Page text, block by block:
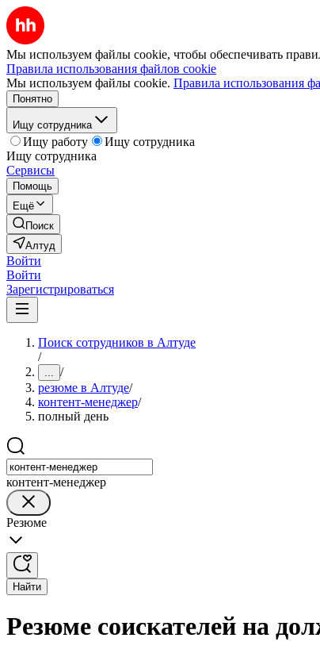
Мы используем файлы cookie, чтобы обеспечивать
Правила использования файлов cookie
Мы используем файлы cookie. Правила использования
Понятно
Ищу сотрудника
Ищу работу
Ищу сотрудника
Ищу сотрудника
Сервисы
Помощь
Ещё
Поиск
Алтуд
Войти
Войти
Зарегистрироваться
Поиск сотрудников в Алтуде
/
... /
резюме в Алтуде/
контент-менеджер/
полный день
контент-менеджер
Резюме
Найти
Резюме соискателей на